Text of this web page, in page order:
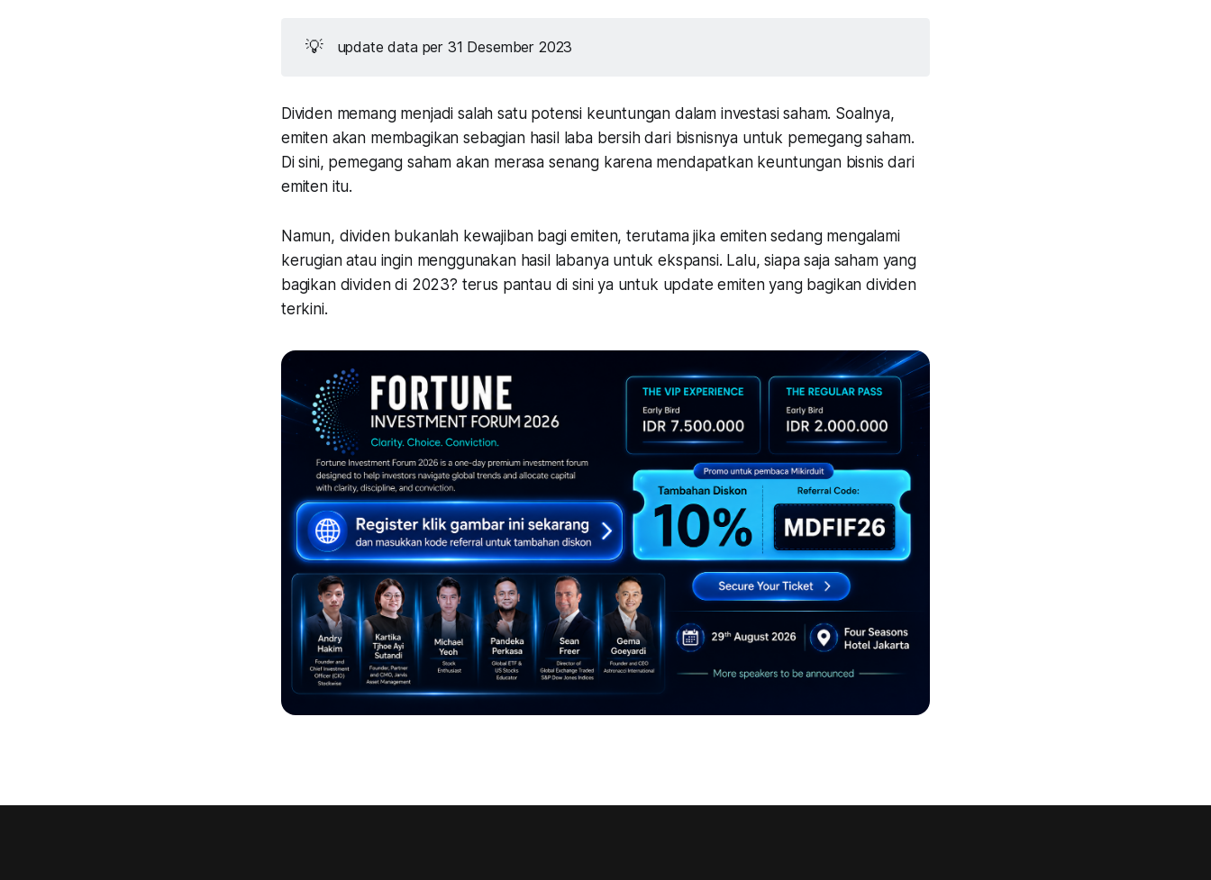
💡 update data per 31 Desember 2023
Dividen memang menjadi salah satu potensi keuntungan dalam investasi saham. Soalnya,
emiten akan membagikan sebagian hasil laba bersih dari bisnisnya untuk pemegang saham.
Di sini, pemegang saham akan merasa senang karena mendapatkan keuntungan bisnis dari
emiten itu.
Namun, dividen bukanlah kewajiban bagi emiten, terutama jika emiten sedang mengalami
kerugian atau ingin menggunakan hasil labanya untuk ekspansi. Lalu, siapa saja saham yang
bagikan dividen di 2023? terus pantau di sini ya untuk update emiten yang bagikan dividen
terkini.